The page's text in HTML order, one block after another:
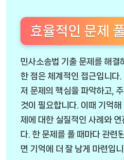
효율적인 문제
민사소송법 기출 문제를 해결
한 점은 체계적인 접근입니다.
저 문제의 핵심을 파악하고,
것이 필요합니다. 이때 기억
제에 대한 실질적인 사례와 연
다. 한 문제를 풀 때마다 관련
면 기억에 더 잘 남게 마련입니